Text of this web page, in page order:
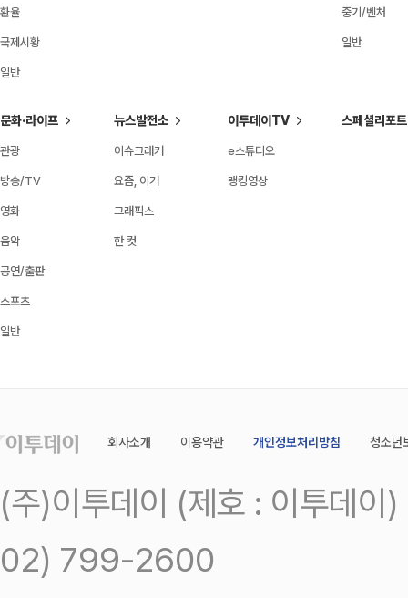
환율
국제시황
일반
중기/벤처
일반
문화·라이프
관광
방송/TV
영화
음악
공연/출판
스포츠
일반
뉴스발전소
이슈크래커
요즘, 이거
그래픽스
한 컷
이투데이TV
e스튜디오
랭킹영상
스페셜리포트
회사소개 이용약관 개인정보처리방침 청소년
(주)이투데이 (제호 : 이투데
02) 799-2600